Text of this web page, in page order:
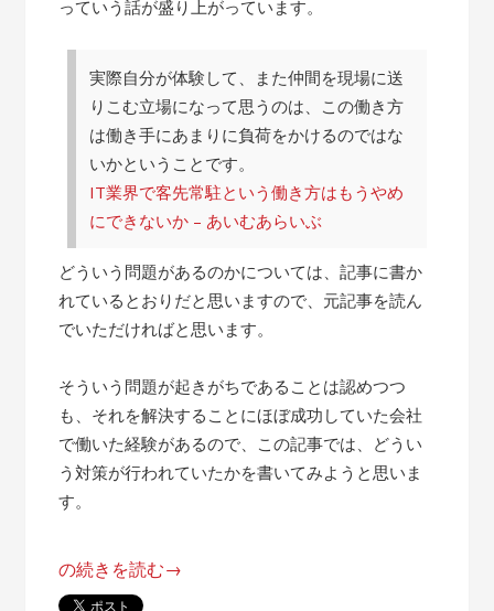
っていう話が盛り上がっています。
実際自分が体験して、また仲間を現場に送
りこむ立場になって思うのは、この働き方
は働き手にあまりに負荷をかけるのではな
いかということです。
IT業界で客先常駐という働き方はもうやめ
にできないか – あいむあらいぶ
どういう問題があるのかについては、記事に書か
れているとおりだと思いますので、元記事を読ん
でいただければと思います。
そういう問題が起きがちであることは認めつつ
も、それを解決することにほぼ成功していた会社
で働いた経験があるので、この記事では、どうい
う対策が行われていたかを書いてみようと思いま
す。
“帰
属
の続きを読む→